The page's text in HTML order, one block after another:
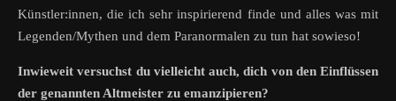
Künstler:innen, die ich sehr inspirierend finde und alles was mit
Legenden/Mythen und dem Paranormalen zu tun hat sowieso!
Inwieweit versuchst du vielleicht auch, dich von den Einflüssen
der genannten Altmeister zu emanzipieren?